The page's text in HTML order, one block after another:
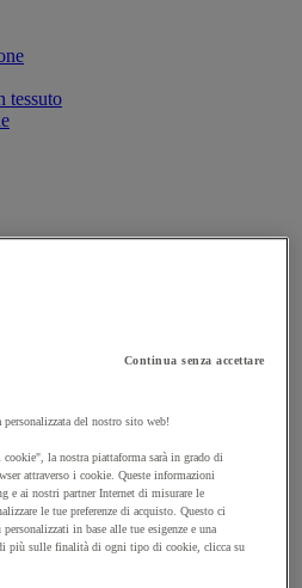
tessuto
sospese
Continua senza accettare
del nostro sito web!
la nostra piattaforma sarà in grado di
attraverso i cookie. Queste informazioni
e ai nostri partner Internet di misurare le
le tue preferenze di acquisto. Questo ci
in base alle tue esigenze e una
più sulle finalità di ogni tipo di cookie, clicca su